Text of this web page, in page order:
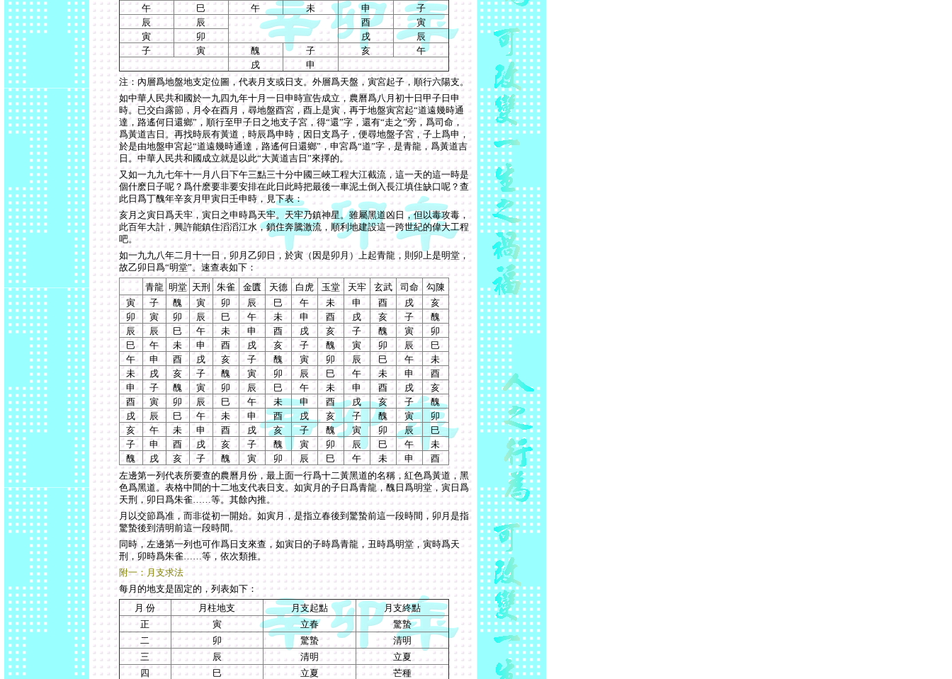
午
巳 午 未 申
子
辰
辰 酉
寅
寅
卯 戌
辰
子
寅 醜 子 亥
午
戌
申
注：內層爲地盤地支定位圖，代表月支或日支。外層爲天盤，寅宮起子，順行六陽支。
如中華人民共和國於一九四九年十月一 日申時宣告成立，農曆爲八月初十日甲子日申
時。已交白露節，月令在酉月，尋地盤酉宮，酉上是寅，再于地盤寅宮起“道遠幾時通
達，路遙何日還鄉” ，順行至甲子日之地支子宮，得“還”字，還有“走之”旁，爲司命，
爲黃道吉日。再找時辰有黃道，時辰爲申時，因日支爲子，便尋地盤子宮，子上爲申，
於是由地盤申宮起“道遠幾時通達，路遙何日還鄉”，申宮爲“道”字，是青龍，爲黃道吉
日。中華人民共和國成立就是以此“大黃道吉日 ”來擇的。
又如一九九七年十一月 八 日下午三點三十分中國三峽工程大江截流，這一天的這一時是
個什麽日子呢？爲什麽要非要安排在此日此時把最後一車泥土倒入長江填住缺口呢？查
此日爲丁醜年辛亥月甲寅日壬申時，見下表：
亥月之寅日爲天牢，寅日之申時爲天牢。天牢乃鎮神星。雖屬黑道凶日，但以毒攻毒，
此百年大計，興許能鎮住滔滔江水，鎖住奔騰激流，順利地建設這一跨世紀的偉大工程
吧。
如一九九八年二月十一日，卯月乙卯日，於寅（因是卯月）上起青龍，則卯上是明堂，
故乙卯日爲“明堂”。速查表如下：
青龍 明堂 天刑 朱雀 金匱 天德 白虎 玉堂 天牢 玄武 司命
勾陳
寅
子 醜 寅 卯 辰 巳 午 未 申 酉 戌
亥
卯
寅 卯 辰 巳 午 未 申 酉 戌 亥 子
醜
辰
辰 巳 午 未 申 酉 戌 亥 子 醜 寅
卯
巳
午 未 申 酉 戌 亥 子 醜 寅 卯 辰
巳
午
申 酉 戌 亥 子 醜 寅 卯 辰 巳 午
未
未
戌 亥 子 醜 寅 卯 辰 巳 午 未 申
酉
申
子 醜 寅 卯 辰 巳 午 未 申 酉 戌
亥
酉
寅 卯 辰 巳 午 未 申 酉 戌 亥 子
醜
戌
辰 巳 午 未 申 酉 戌 亥 子 醜 寅
卯
亥
午 未 申 酉 戌 亥 子 醜 寅 卯 辰
巳
子
申 酉 戌 亥 子 醜 寅 卯 辰 巳 午
未
醜
戌 亥 子 醜 寅 卯 辰 巳 午 未 申
酉
左邊第一列代表所要查的農曆月份，最上面一行爲十二黃黑道的名稱，紅色爲黃道，黑
色爲黑道。表格中間的十二地支代表日支。如寅月的子日爲青龍，醜日爲明堂，寅日爲
天刑，卯日爲朱雀……等。其餘內推。
月以交節爲准，而非從初一開始。如寅月，是指立春後到驚蟄前這一段時間，卯月是指
驚蟄後到清明前這一段時間。
同時，左邊第一列也可作爲日支來查，如寅日的子時爲青龍，丑時爲明堂，寅時爲天
刑，卯時爲朱雀……等，依次類推。
附一：月支求法
每月的地支是固定的，列表如下：
月 份
月柱地支 月支起點
月支終點
正
寅 立春
驚蟄
二
卯 驚蟄
清明
三
辰 清明
立夏
四
巳 立夏
芒種